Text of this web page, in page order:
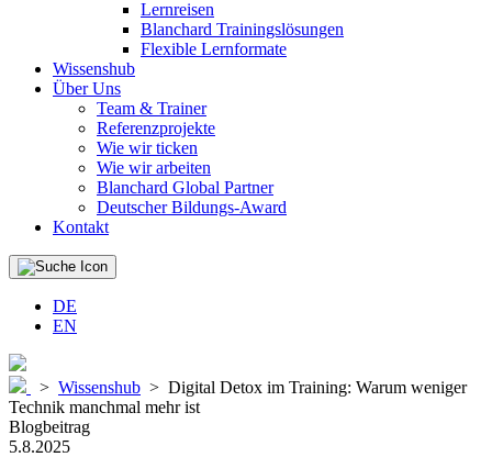
Lernreisen
Blanchard Trainingslösungen
Flexible Lernformate
Wissenshub
Über Uns
Team & Trainer
Referenzprojekte
Wie wir ticken
Wie wir arbeiten
Blanchard Global Partner
Deutscher Bildungs-Award
Kontakt
DE
EN
> Wissenshub > Digital Detox im Training: Warum weniger
Technik manchmal mehr ist
Blogbeitrag
5.8.2025